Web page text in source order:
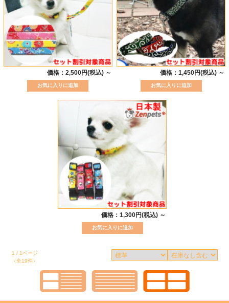
価格：2,500円(税込) ～ 価格：1,450円(税込) ～
価格：1,300円(税込) ～
1 / 1ページ
（全19件）